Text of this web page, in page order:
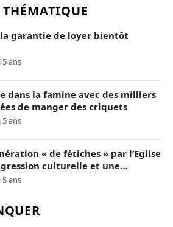
garantie de loyer bientôt
5 ans
dans la famine avec des milliers
de manger des criquets
5 ans
« de fétiches » par l’Eglise
culturelle et une
»
5 ans